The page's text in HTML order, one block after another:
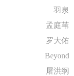
羽泉
孟庭苇
罗大佑
Beyond
屠洪纲